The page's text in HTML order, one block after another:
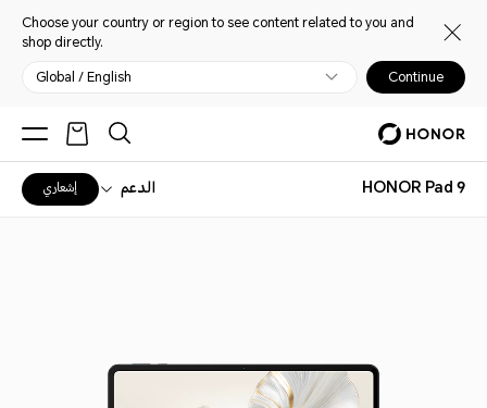
Choose your country or region to see content related to you and
shop directly.
Global / English Continue
HONOR Pad 9 الدعم إشعاري